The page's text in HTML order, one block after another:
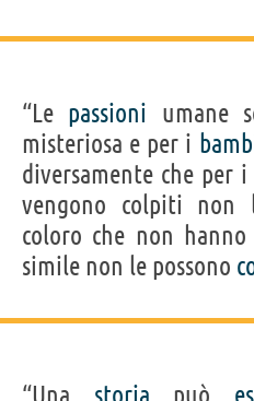
“Le passioni umane
misteriosa e per i
diversamente che per i
vengono colpiti non
coloro che non
simile non le possono
“Una storia può